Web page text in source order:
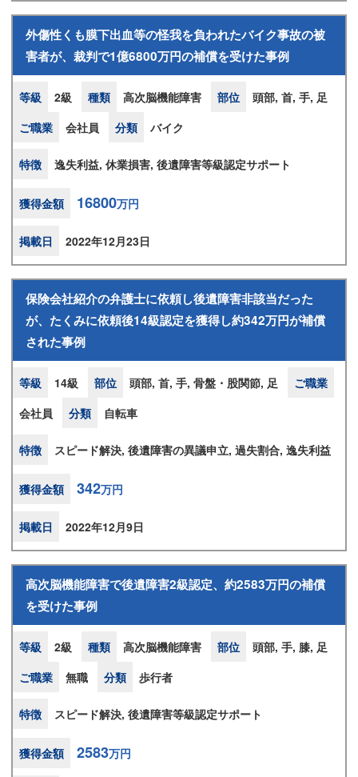
外傷性くも膜下出血等の怪我を負われたバイク事故の被
害者が、裁判で1億6800万円の補償を受けた事例
等級 2級 種類 高次脳機能障害 部位
頭部, 首, 手, 足
ご職業
会社員 分類 バイク
特徴 逸失利益, 休業損害, 後遺障害等級認定サポート
獲得金額 16800万円
掲載日 2022年12月23日
保険会社紹介の弁護士に依頼し後遺障害非該当だった
が、たくみに依頼後14級認定を獲得し約342万円が補償
された事例
等級 14級 部位 頭部, 首, 手, 骨盤・股関節, 足
ご職業
会社員
分類 自転車
特徴 スピード解決, 後遺障害の異議申立, 過失割合, 逸失利益
獲得金額 342万円
掲載日 2022年12月9日
高次脳機能障害で後遺障害2級認定、約2583万円の補償
を受けた事例
等級 2級 種類 高次脳機能障害 部位
頭部, 手, 膝, 足
ご職業
無職 分類 歩行者
特徴 スピード解決, 後遺障害等級認定サポート
獲得金額 2583万円